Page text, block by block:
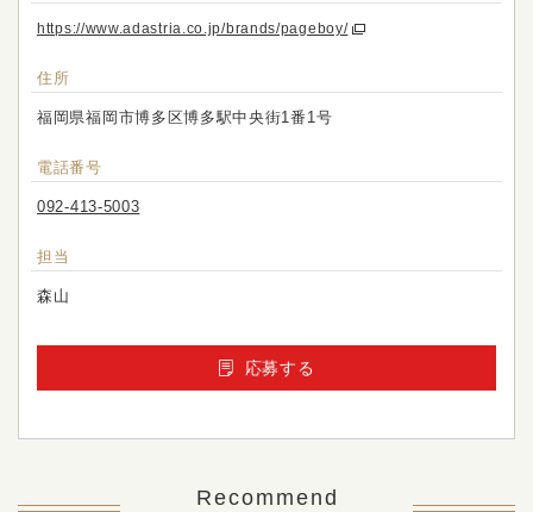
https://www.adastria.co.jp/brands/pageboy/
住所
福岡県福岡市博多区博多駅中央街1番1号
電話番号
092-413-5003
担当
森山
応募する
Recommend